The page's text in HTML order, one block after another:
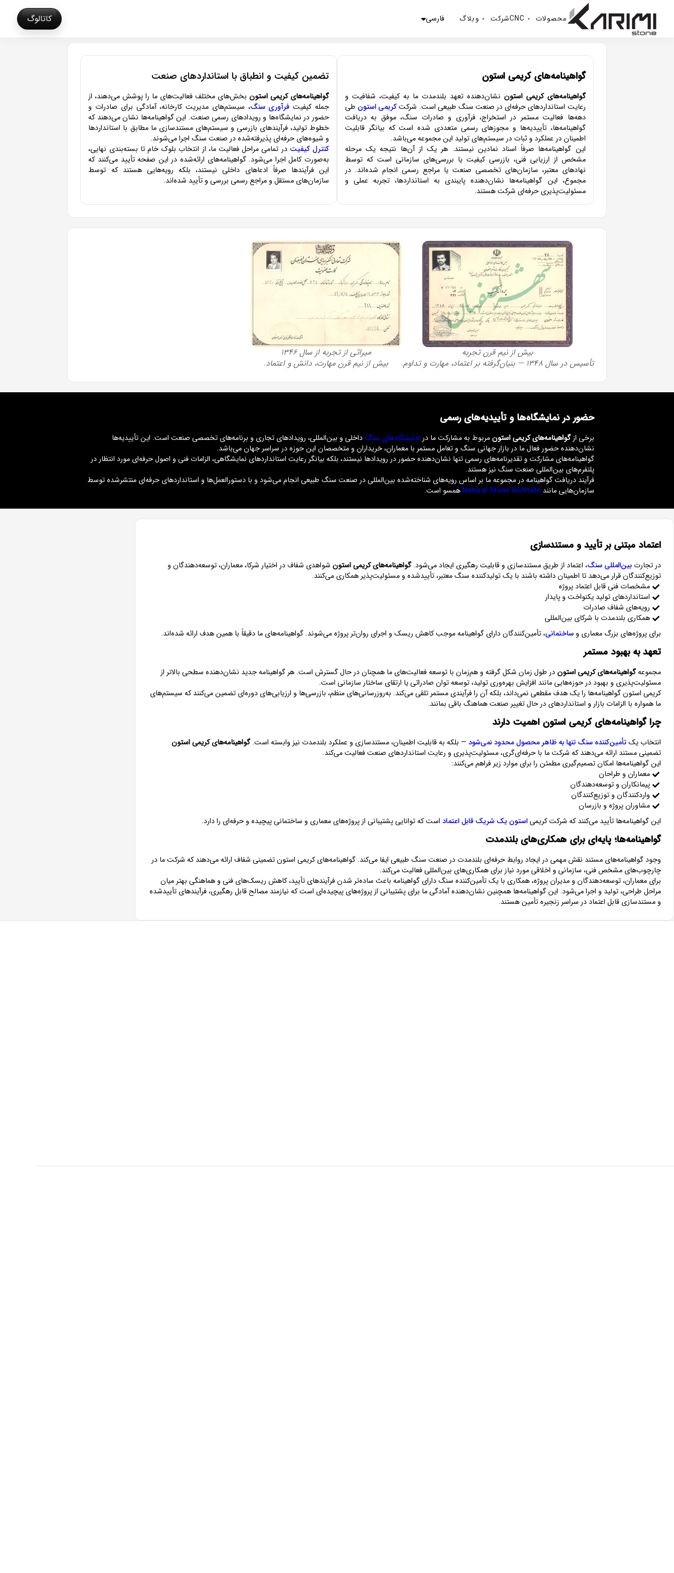
محصولات CNCشرکت وبلاگ فارسی
Русский
کاتالوگ
گواهینامه‌های کریمی استون
گواهینامه‌های کریمی استون نشان‌دهنده تعهد بلندمدت ما به کیفیت، شفافیت و
رعایت استانداردهای حرفه‌ای در صنعت سنگ طبیعی است. شرکتکریمی استون طی
دهه‌ها فعالیت مستمر در استخراج، فرآوری و صادرات سنگ، موفق به دریافت
گواهینامه‌ها، تأییدیه‌ها و مجوزهای رسمی متعددی شده است که بیانگر قابلیت
اطمینان در عملکرد و ثبات در سیستم‌های تولید این مجموعه می‌باشد.
این گواهینامه‌ها صرفاً اسناد نمادین نیستند. هر یک از آن‌ها نتیجه یک مرحله
مشخص از ارزیابی فنی، بازرسی کیفیت یا بررسی‌های سازمانی است که توسط
نهادهای معتبر، سازمان‌های تخصصی صنعت یا مراجع رسمی انجام شده‌اند. در
مجموع، این گواهینامه‌ها نشان‌دهنده پایبندی به استانداردها، تجربه عملی و
مسئولیت‌پذیری حرفه‌ای شرکت هستند.
تضمین کیفیت و انطباق با استانداردهای صنعت
گواهینامه‌های کریمی استونبخش‌های مختلف فعالیت‌های ما را پوشش می‌دهند، از
جمله کیفیت فرآوری سنگ، سیستم‌های مدیریت کارخانه، آمادگی برای صادرات و
حضور در نمایشگاه‌ها و رویدادهای رسمی صنعت. این گواهینامه‌ها نشان می‌دهند که
خطوط تولید، فرآیندهای بازرسی و سیستم‌های مستندسازی ما مطابق با استانداردها
و شیوه‌های حرفه‌ای پذیرفته‌شده در صنعت سنگ اجرا می‌شوند.
کنترل کیفیت در تمامی مراحل فعالیت ما، از انتخاب بلوک خام تا بسته‌بندی نهایی،
به‌صورت کامل اجرا می‌شود. گواهینامه‌های ارائه‌شده در این صفحه تأیید می‌کنند که
این فرآیندها صرفاً ادعاهای داخلی نیستند، بلکه رویه‌هایی هستند که توسط
سازمان‌های مستقل و مراجع رسمی بررسی و تأیید شده‌اند.
بیش از نیم قرن تجربه
تأسیس در سال ۱۳۴۸ — بنیان‌گرفته بر اعتماد، مهارت و تداوم.
میراثی از تجربه از سال ۱۳۴۶
بیش از نیم قرن مهارت، دانش و اعتماد.
حضور در نمایشگاه‌ها و تأییدیه‌های رسمی
برخی ازگواهینامه‌های کریمی استونمربوط به مشارکت ما درنمایشگاه‌های سنگ داخلی و بین‌المللی، رویدادهای تجاری و برنامه‌های تخصصی صنعت است. این تأییدیه‌ها
نشان‌دهنده حضور فعال ما در بازار جهانی سنگ و تعامل مستمر با معماران، خریداران و متخصصان این حوزه در سراسر جهان می‌باشد.
گواهینامه‌های مشارکت و تقدیرنامه‌های رسمی تنها نشان‌دهنده حضور در رویدادها نیستند، بلکه بیانگر رعایت استانداردهای نمایشگاهی، الزامات فنی و اصول حرفه‌ای مورد انتظار در
پلتفرم‌های بین‌المللی صنعت سنگ نیز هستند.
فرآیند دریافت گواهینامه در مجموعه ما بر اساس رویه‌های شناخته‌شده بین‌المللی در صنعت سنگ طبیعی انجام می‌شود و با دستورالعمل‌ها و استانداردهای حرفه‌ای منتشرشده توسط
سازمان‌هایی مانندNatural Stone Institute همسو است.
اعتماد مبتنی بر تأیید و مستندسازی
در تجارت بین‌المللی سنگ، اعتماد از طریق مستندسازی و قابلیت رهگیری ایجاد می‌شود.گواهینامه‌های کریمی استون شواهدی شفاف در اختیار شرکا، معماران، توسعه‌دهندگان و
توزیع‌کنندگان قرار می‌دهد تا اطمینان داشته باشند با یک تولیدکننده سنگ معتبر، تأییدشده و مسئولیت‌پذیر همکاری می‌کنند.
مشخصات فنی قابل اعتماد پروژه
استانداردهای تولید یکنواخت و پایدار
رویه‌های شفاف صادرات
همکاری بلندمدت با شرکای بین‌المللی
برای پروژه‌های بزرگ معماری و ساختمانی، تأمین‌کنندگان دارای گواهینامه موجب کاهش ریسک و اجرای روان‌تر پروژه می‌شوند. گواهینامه‌های ما دقیقاً با همین هدف ارائه شده‌اند.
تعهد به بهبود مستمر
مجموعهگواهینامه‌های کریمی استوندر طول زمان شکل گرفته و هم‌زمان با توسعه فعالیت‌های ما همچنان در حال گسترش است. هر گواهینامه جدید نشان‌دهنده سطحی بالاتر از
مسئولیت‌پذیری و بهبود در حوزه‌هایی مانند افزایش بهره‌وری تولید، توسعه توان صادراتی یا ارتقای ساختار سازمانی است.
کریمی استون گواهینامه‌ها را یک هدف مقطعی نمی‌داند، بلکه آن را فرآیندی مستمر تلقی می‌کند. به‌روزرسانی‌های منظم، بازرسی‌ها و ارزیابی‌های دوره‌ای تضمین می‌کنند که سیستم‌های
ما همواره با الزامات بازار و استانداردهای در حال تغییر صنعت هماهنگ باقی بمانند.
چرا گواهینامه‌های کریمی استون اهمیت دارند
انتخاب یکتأمین‌کننده سنگ تنها به ظاهر محصول محدود نمی‌شود — بلکه به قابلیت اطمینان، مستندسازی و عملکرد بلندمدت نیز وابسته است.گواهینامه‌های کریمی استون
تضمینی مستند ارائه می‌دهند که شرکت ما با حرفه‌ای‌گری، مسئولیت‌پذیری و رعایت استانداردهای صنعت فعالیت می‌کند.
این گواهینامه‌ها امکان تصمیم‌گیری مطمئن را برای موارد زیر فراهم می‌کنند:
معماران و طراحان
پیمانکاران و توسعه‌دهندگان
واردکنندگان و توزیع‌کنندگان
مشاوران پروژه و بازرسان
این گواهینامه‌ها تأیید می‌کنند که شرکت کریمیاستون یک شریک قابل اعتماد است که توانایی پشتیبانی از پروژه‌های معماری و ساختمانی پیچیده و حرفه‌ای را دارد.
گواهینامه‌ها؛ پایه‌ای برای همکاری‌های بلندمدت
وجود گواهینامه‌های مستند نقش مهمی در ایجاد روابط حرفه‌ای بلندمدت در صنعت سنگ طبیعی ایفا می‌کند. گواهینامه‌های کریمی استون تضمینی شفاف ارائه می‌دهند که شرکت ما در
چارچوب‌های مشخص فنی، سازمانی و اخلاقی مورد نیاز برای همکاری‌های بین‌المللی فعالیت می‌کند.
برای معماران، توسعه‌دهندگان و مدیران پروژه، همکاری با یک تأمین‌کننده سنگ دارای گواهینامه باعث ساده‌تر شدن فرآیندهای تأیید، کاهش ریسک‌های فنی و هماهنگی بهتر میان
مراحل طراحی، تولید و اجرا می‌شود. این گواهینامه‌ها همچنین نشان‌دهنده آمادگی ما برای پشتیبانی از پروژه‌های پیچیده‌ای است که نیازمند مصالح قابل رهگیری، فرآیندهای تأییدشده
و مستندسازی قابل اعتماد در سراسر زنجیره تأمین هستند.